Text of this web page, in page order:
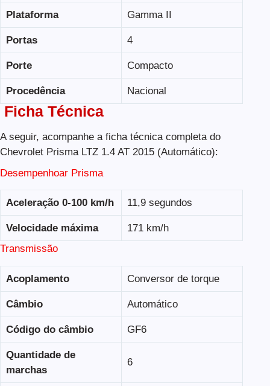
Plataforma Gamma II
Portas 4
Porte Compacto
Procedência Nacional
Ficha Técnica
A seguir, acompanhe a ficha técnica completa do
Chevrolet Prisma LTZ 1.4 AT 2015 (Automático):
Desempenhoar Prisma
Aceleração 0-100 km/h 11,9 segundos
Velocidade máxima
171 km/h
Transmissão
Acoplamento Conversor de torque
Câmbio Automático
Código do câmbio GF6
Quantidade de
marchas
6